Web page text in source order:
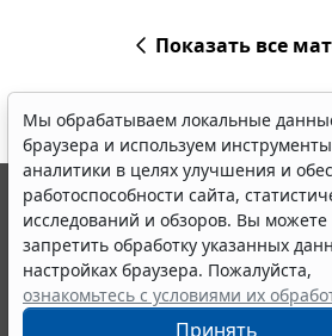
Показать все
Мы обрабатываем локальные
браузера и используем инструменты
аналитики в целях улучшения и
работоспособности сайта,
исследований и обзоров. Вы можете
запретить обработку указанных
настройках браузера. Пожалуйста,
ознакомьтесь с условиями их
Принять
© ООО "НПП "ГАРАНТ-СЕРВИС", 2026.
выпускается с 1990 года. Компания
являются участниками Российской
информации ГАРАНТ.
Портал ГАРАНТ.РУ зарегистрирован в